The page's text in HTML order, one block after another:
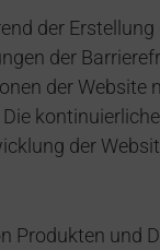
der
der
der Website
der
Produkten und